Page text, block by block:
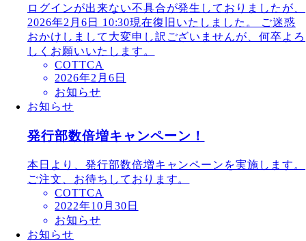
ログインが出来ない不具合が発生しておりましたが、
2026年2月6日 10:30現在復旧いたしました。 ご迷惑
おかけしまして大変申し訳ございませんが、何卒よろ
しくお願いいたします。
COTTCA
2026年2月6日
お知らせ
お知らせ
発行部数倍増キャンペーン！
本日より、発行部数倍増キャンペーンを実施します。
ご注文、お待ちしております。
COTTCA
2022年10月30日
お知らせ
お知らせ